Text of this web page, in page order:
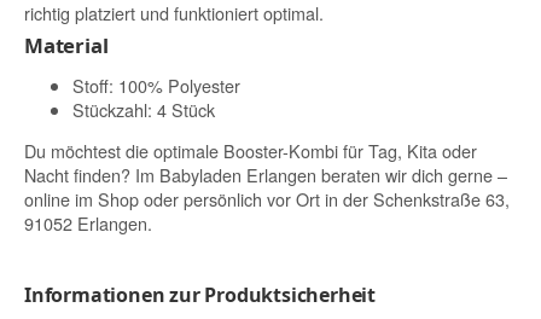
richtig platziert und funktioniert optimal.
Material
Stoff: 100% Polyester
Stückzahl: 4 Stück
Du möchtest die optimale Booster-Kombi für Tag, Kita oder
Nacht finden? Im Babyladen Erlangen beraten wir dich gerne –
online im Shop oder persönlich vor Ort in der Schenkstraße 63,
91052 Erlangen.
Informationen zur Produktsicherheit